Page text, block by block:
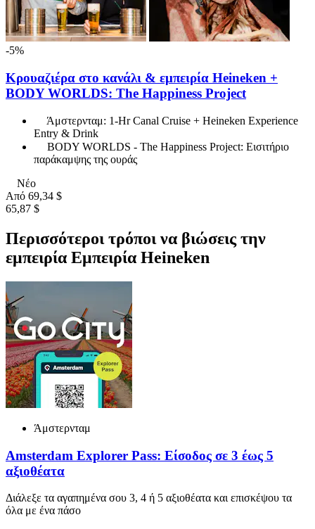
-5%
Κρουαζιέρα στο κανάλι & εμπειρία Heineken +
BODY WORLDS: The Happiness Project
Άμστερνταμ: 1-Hr Canal Cruise + Heineken Experience
Entry & Drink
BODY WORLDS - The Happiness Project: Εισιτήριο
παράκαμψης της ουράς
Νέο
Από 69,34 $
65,87 $
Περισσότεροι τρόποι να βιώσεις την
εμπειρία Εμπειρία Heineken
Άμστερνταμ
Amsterdam Explorer Pass: Είσοδος σε 3 έως 5
αξιοθέατα
Διάλεξε τα αγαπημένα σου 3, 4 ή 5 αξιοθέατα και επισκέψου τα
όλα με ένα πάσο